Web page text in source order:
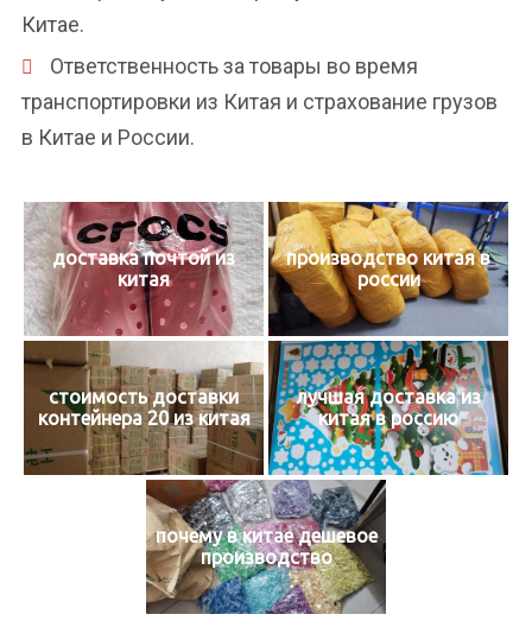
Китае.
Ответственность за товары во время
транспортировки из Китая и страхование грузов
в Китае и России.
доставка почтой из
китая
производство китая в
россии
стоимость доставки
контейнера 20 из китая
лучшая доставка из
китая в россию
почему в китае дешевое
производство